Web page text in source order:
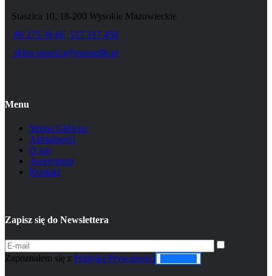
Staszica 10, 18-200 Wysokie Mazowieckie
86 275 36 66 517 517 458
sklep.staszica@euromilk.pl
Menu
Strona Główna
Aktualności
O nas
Asortyment
Kontakt
Zapisz się do Newslettera
Zapoznałem się z Polityką Prywatności